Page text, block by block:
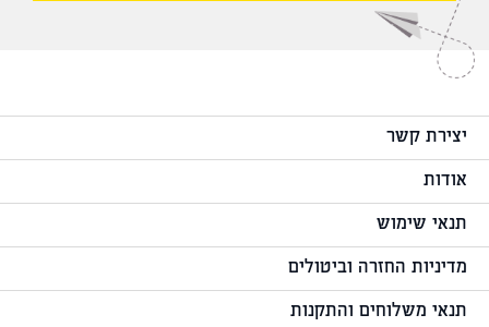
יצירת קשר
אודות
תנאי שימוש
מדיניות החזרה וביטולים
תנאי משלוחים והתקנות